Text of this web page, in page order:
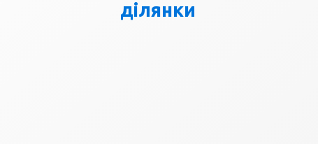
ділянки